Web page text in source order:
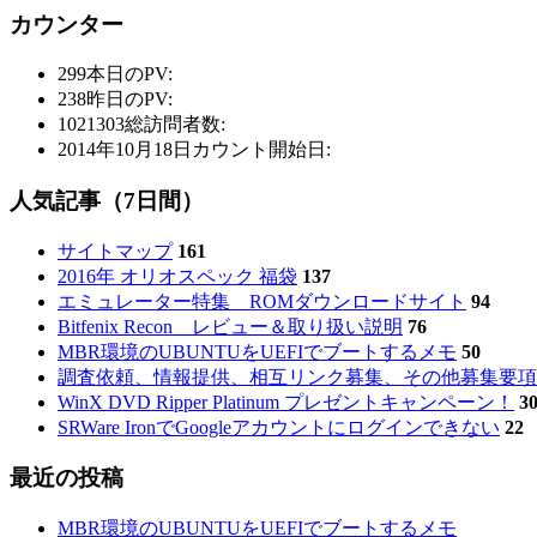
カウンター
299本日のPV:
238昨日のPV:
1021303総訪問者数:
2014年10月18日 カウント開始日:
人気記事（7日間）
サイトマップ 161
2016年 オリオスペック 福袋 137
エミュレーター特集 ROMダウンロードサイト 94
Bitfenix Recon レビュー＆取り扱い説明 76
MBR環境のUBUNTUをUEFIでブートするメモ 50
調査依頼、情報提供、相互リンク募集、その他募集要
WinX DVD Ripper Platinum プレゼントキャンペーン！
30
SRWare IronでGoogleアカウントにログインできない 22
最近の投稿
MBR環境のUBUNTUをUEFIでブートするメモ